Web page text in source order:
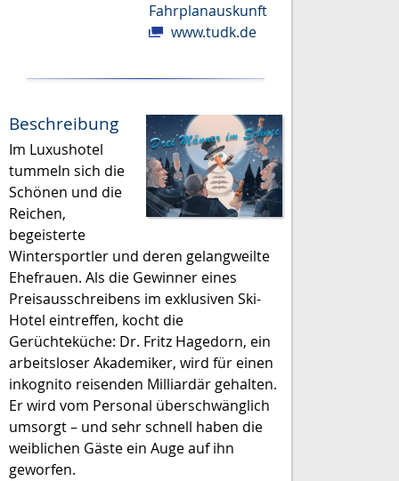
Fahrplanauskunft
www.tudk.de
Beschreibung
Im Luxushotel
tummeln sich die
Schönen und die
Reichen,
begeisterte
Wintersportler und deren gelangweilte
Ehefrauen. Als die Gewinner eines
Preisausschreibens im exklusiven Ski-
Hotel eintreffen, kocht die
Gerüchteküche: Dr. Fritz Hagedorn, ein
arbeitsloser Akademiker, wird für einen
inkognito reisenden Milliardär gehalten.
Er wird vom Personal überschwänglich
umsorgt – und sehr schnell haben die
weiblichen Gäste ein Auge auf ihn
geworfen.